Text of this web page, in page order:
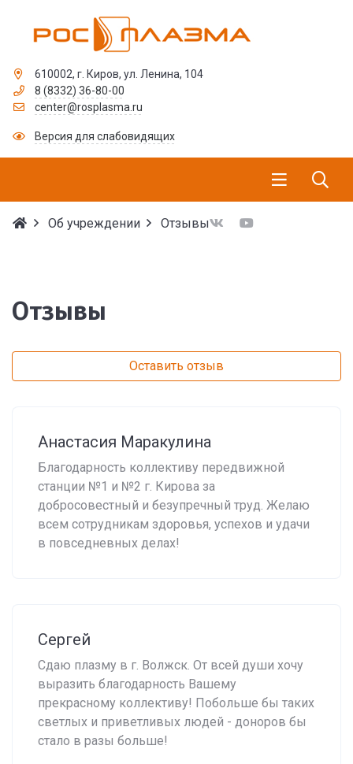
610002, г. Киров, ул. Ленина, 104
8 (8332) 36-80-00
center@rosplasma.ru
Версия для слабовидящих
Об учреждении Отзывы
Отзывы
Оставить отзыв
Анастасия Маракулина
Благодарность коллективу передвижной
станции №1 и №2 г. Кирова за
добросовестный и безупречный труд. Желаю
всем сотрудникам здоровья, успехов и удачи
в повседневных делах!
Сергей
Сдаю плазму в г. Волжск. От всей души хочу
выразить благодарность Вашему
прекрасному коллективу! Побольше бы таких
светлых и приветливых людей - доноров бы
стало в разы больше!